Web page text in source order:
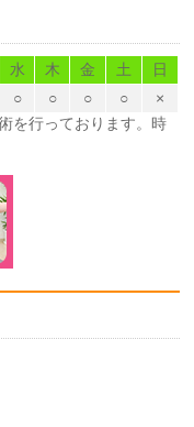
水 木 金 土
日
○ ○ ○ ○
×
を行っております。時